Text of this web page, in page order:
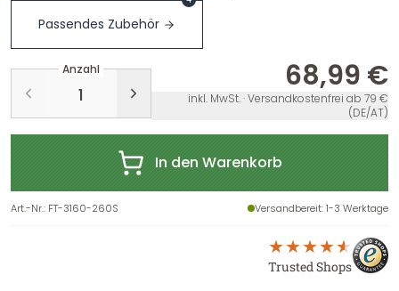
Passendes Zubehör
Anzahl 68,99 €
inkl. MwSt. · Versandkostenfrei ab 79 €
(DE/AT)
In den Warenkorb
Art.-Nr.: FT-3160-260S Versandbereit: 1-3 Werktage
Trusted Shops